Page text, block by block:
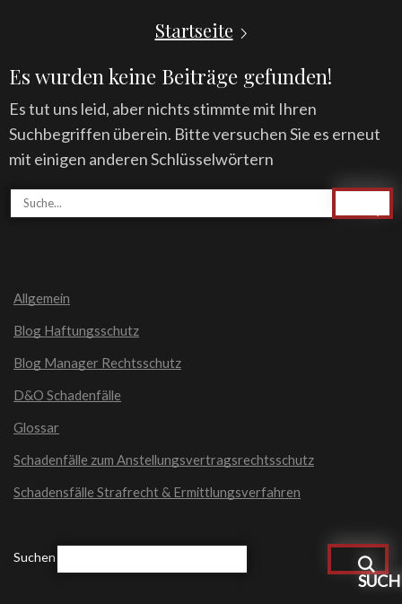
Startseite
Es wurden keine Beiträge gefunden!
Es tut uns leid, aber nichts stimmte mit Ihren
Suchbegriffen überein. Bitte versuchen Sie es erneut
mit einigen anderen Schlüsselwörtern
Allgemein
Blog Haftungsschutz
Blog Manager Rechtsschutz
D&O Schadenfälle
Glossar
Schadenfälle zum Anstellungsvertragsrechtsschutz
Schadensfälle Strafrecht & Ermittlungsverfahren
Suchen